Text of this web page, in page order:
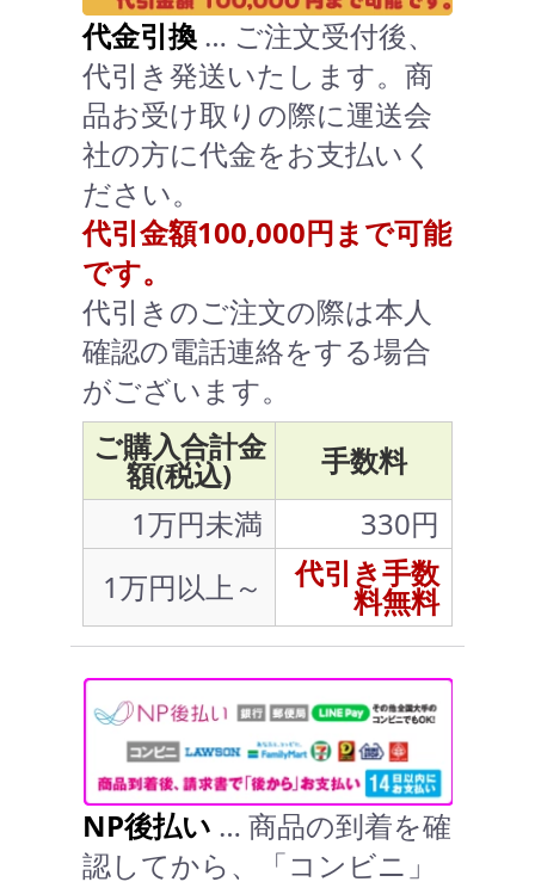
代金引換 … ご注文受付後、
代引き発送いたします。商
品お受け取りの際に運送会
社の方に代金をお支払いく
ださい。
代引金額100,000円まで可能
です。
代引きのご注文の際は本人
確認の電話連絡をする場合
がございます。
ご購入合計金
額(税込)
手数料
1万円未満
330円
1万円以上～
代引き手数
料無料
NP後払い … 商品の到着を確
認してから、「コンビニ」